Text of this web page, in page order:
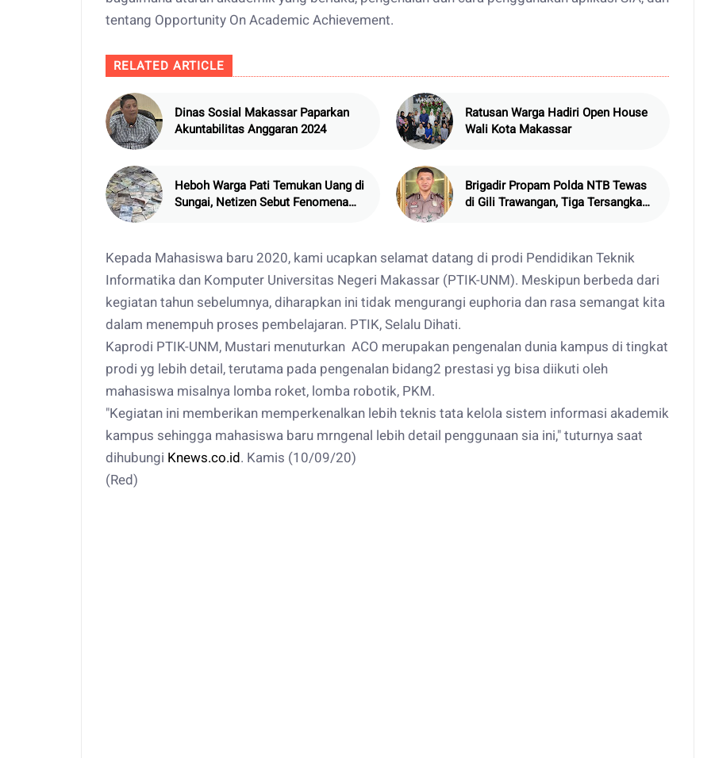
tentang Opportunity On Academic Achievement.
RELATED ARTICLE
Dinas Sosial Makassar Paparkan
Akuntabilitas Anggaran 2024
Ratusan Warga Hadiri Open House
Wali Kota Makassar
Heboh Warga Pati Temukan Uang di
Sungai, Netizen Sebut Fenomena
Brigadir Propam Polda NTB Tewas
di Gili Trawangan, Tiga Tersangka
Kepada Mahasiswa baru 2020, kami ucapkan selamat datang di prodi Pendidikan Teknik
Informatika dan Komputer Universitas Negeri Makassar (PTIK-UNM). Meskipun berbeda dari
kegiatan tahun sebelumnya, diharapkan ini tidak mengurangi euphoria dan rasa semangat kita
dalam menempuh proses pembelajaran. PTIK, Selalu Dihati.
Kaprodi PTIK-UNM, Mustari menuturkan ACO merupakan pengenalan dunia kampus di tingkat
prodi yg lebih detail, terutama pada pengenalan bidang2 prestasi yg bisa diikuti oleh
mahasiswa misalnya lomba roket, lomba robotik, PKM.
"Kegiatan ini memberikan memperkenalkan lebih teknis tata kelola sistem informasi akademik
kampus sehingga mahasiswa baru mrngenal lebih detail penggunaan sia ini," tuturnya saat
dihubungi Knews.co.id. Kamis (10/09/20)
(Red)